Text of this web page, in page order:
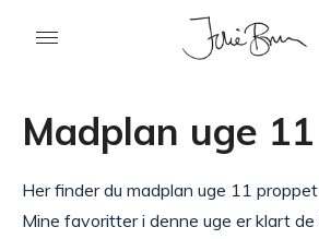
Madplan uge 11
Her finder du madplan uge 11
Mine favoritter i denne uge er klart